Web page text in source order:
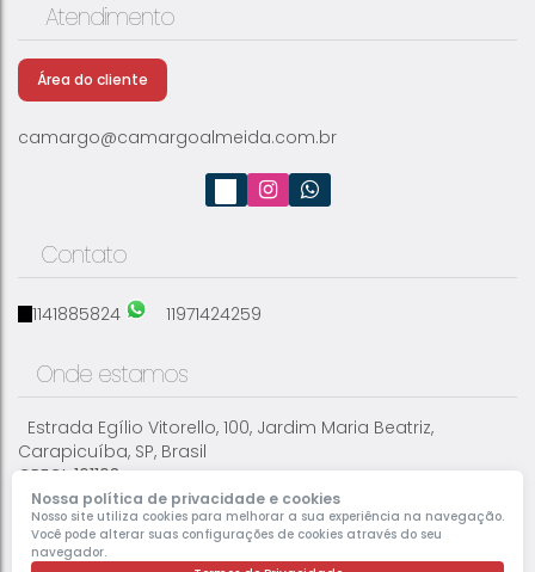
Nossa política de privacidade e cookies
Nosso site utiliza cookies para melhorar a sua experiência na navegação.
Você pode alterar suas configurações de cookies através do seu
navegador.
CEP: 06363-370,Rua Irati
Paulo,Brasil
Atendimento
Área do cliente
camargo@camargoalmeida.com.br
Contato
1141885824 11971424259
Onde estamos
Estrada Egílio Vitorello, 100, Jardim Maria Beatriz,
Carapicuíba, SP, Brasil
CRECI: 161103